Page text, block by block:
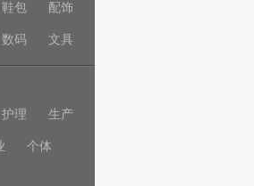
鞋包 配饰
数码 文具
护理 生产
个体